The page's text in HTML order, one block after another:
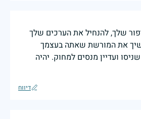
שלך, להנחיל את הערכים שלך
את המורשת שאתה בעצמך
ועדיין מנסים למחוק. יהיה
דיווח